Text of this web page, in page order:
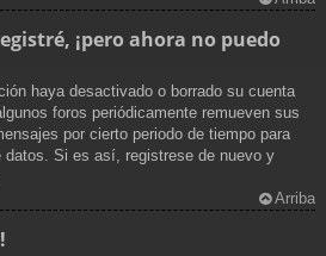
¡pero ahora no puedo
haya desactivado o borrado su cuenta
foros periódicamente remueven sus
por cierto periodo de tiempo para
datos. Si es así, registrese de nuevo y
Arriba